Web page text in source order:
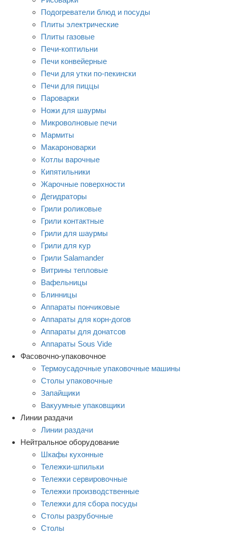
Подогреватели блюд и посуды
Плиты электрические
Плиты газовые
Печи-коптильни
Печи конвейерные
Печи для утки по-пекински
Печи для пиццы
Пароварки
Ножи для шаурмы
Микроволновые печи
Мармиты
Макароноварки
Котлы варочные
Кипятильники
Жарочные поверхности
Дегидраторы
Грили роликовые
Грили контактные
Грили для шаурмы
Грили для кур
Грили Salamander
Витрины тепловые
Вафельницы
Блинницы
Аппараты пончиковые
Аппараты для корн-догов
Аппараты для донатсов
Аппараты Sous Vide
Фасовочно-упаковочное
Термоусадочные упаковочные машины
Столы упаковочные
Запайщики
Вакуумные упаковщики
Линии раздачи
Линии раздачи
Нейтральное оборудование
Шкафы кухонные
Тележки-шпильки
Тележки сервировочные
Тележки производственные
Тележки для сбора посуды
Столы разрубочные
Столы